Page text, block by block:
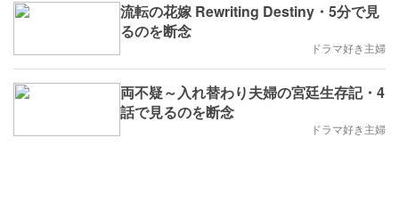
流転の花嫁 Rewriting Destiny・5分で見
るのを断念
ドラマ好き主婦
両不疑～入れ替わり夫婦の宮廷生存記・4
話で見るのを断念
ドラマ好き主婦